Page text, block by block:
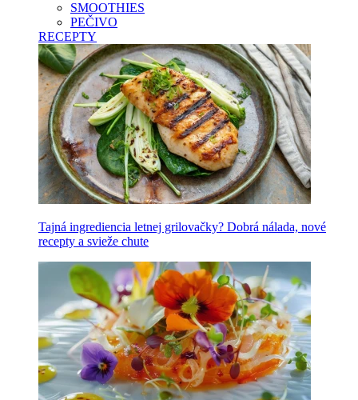
SMOOTHIES
PEČIVO
RECEPTY
Tajná ingrediencia letnej grilovačky? Dobrá nálada, nové
recepty a svieže chute